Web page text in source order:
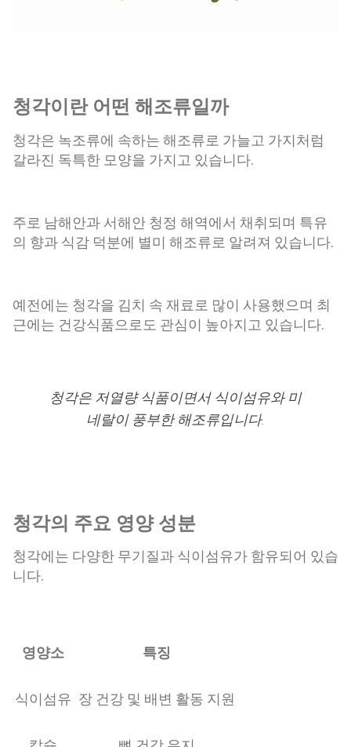
청각이란 어떤 해조류일까
청각은 녹조류에 속하는 해조류로 가늘고 가지처럼
갈라진 독특한 모양을 가지고 있습니다.
주로 남해안과 서해안 청정 해역에서 채취되며 특유
의 향과 식감 덕분에 별미 해조류로 알려져 있습니다.
예전에는 청각을 김치 속 재료로 많이 사용했으며 최
근에는 건강식품으로도 관심이 높아지고 있습니다.
청각은 저열량 식품이면서 식이섬유와 미
네랄이 풍부한 해조류입니다.
청각의 주요 영양 성분
청각에는 다양한 무기질과 식이섬유가 함유되어 있습
니다.
영양소 특징
식이섬유 장 건강 및 배변 활동 지원